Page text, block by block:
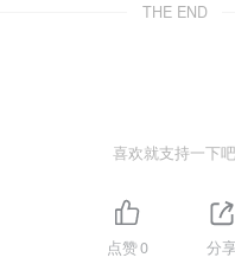
THE END
喜欢就支持一下吧
点赞0 分